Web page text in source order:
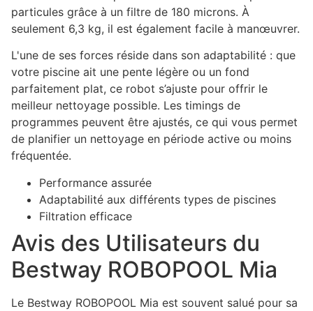
particules grâce à un filtre de 180 microns. À
seulement 6,3 kg, il est également facile à manœuvrer.
L'une de ses forces réside dans son adaptabilité : que
votre piscine ait une pente légère ou un fond
parfaitement plat, ce robot s’ajuste pour offrir le
meilleur nettoyage possible. Les timings de
programmes peuvent être ajustés, ce qui vous permet
de planifier un nettoyage en période active ou moins
fréquentée.
Performance assurée
Adaptabilité aux différents types de piscines
Filtration efficace
Avis des Utilisateurs du
Bestway ROBOPOOL Mia
Le Bestway ROBOPOOL Mia est souvent salué pour sa